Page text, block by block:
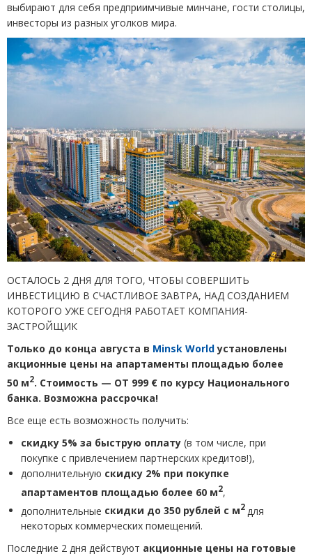
выбирают для себя предприимчивые минчане, гости столицы,
инвесторы из разных уголков мира.
ОСТАЛОСЬ 2 ДНЯ ДЛЯ ТОГО, ЧТОБЫ СОВЕРШИТЬ
ИНВЕСТИЦИЮ В СЧАСТЛИВОЕ ЗАВТРА, НАД СОЗДАНИЕМ
КОТОРОГО УЖЕ СЕГОДНЯ РАБОТАЕТ КОМПАНИЯ-
ЗАСТРОЙЩИК
Только до конца августа в Minsk Worldустановлены
акционные цены на апартаменты площадью более
50 м2. Стоимость — ОТ 999 € по курсу Национального
банка. Возможна рассрочка!
Все еще есть возможность получить:
скидку 5% за быструю оплату (в том числе, при
покупке с привлечением партнерских кредитов!),
дополнительную скидку 2% при покупке
апартаментов площадью более 60 м2,
дополнительные скидки до 350 рублей с м2 для
некоторых коммерческих помещений.
Последние 2 дня действуют акционные цены на готовые